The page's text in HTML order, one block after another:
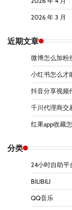
2026 年 3 月
近期文章
微博怎么加粉
小红书怎么才
抖音分享视频
千川代理商交
红果app收藏
分类
24小时自助平
BILIBILI
QQ音乐